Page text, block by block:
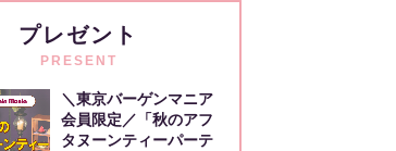
プレゼント
PRESENT
＼東京バーゲンマニア
会員限定／「秋のアフ
タヌーンティーパーテ